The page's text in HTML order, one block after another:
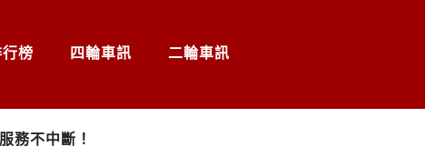
榜 四輪車訊 二輪車訊
務不中斷！